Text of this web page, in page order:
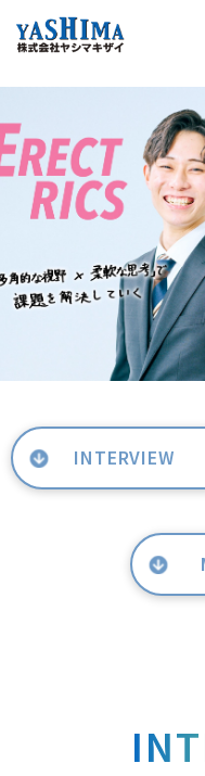
INTERVIEW
ビジネ
日本語